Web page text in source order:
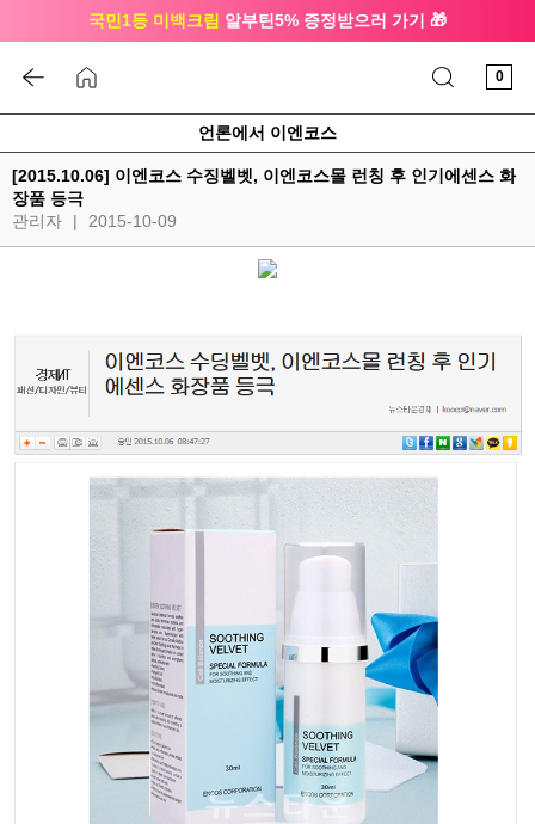
국민1등 미백크림 알부틴5% 증정받으러 가기 🎁
0
언론에서 이엔코스
[2015.10.06] 이엔코스 수징벨벳, 이엔코스몰 런칭 후 인기에센스 화
장품 등극
관리자
| 2015-10-09